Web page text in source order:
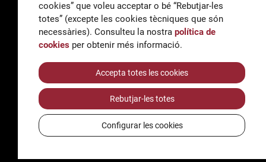
Informació
informacio@escoladeltreball.org
AccessibilitatAvís legal i Política de Privacitat
Política de cookies
Crèdits
cookies” que voleu acceptar o bé “Rebutjar-les
totes” (excepte les cookies tècniques que són
necessàries). Consulteu la nostra política de
cookies per obtenir més informació.
Accepta totes les cookies
Rebutjar-les totes
Configurar les cookies